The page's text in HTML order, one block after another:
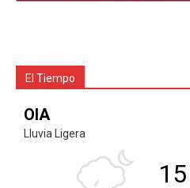
El Tiempo
OIA
Lluvia Ligera
15